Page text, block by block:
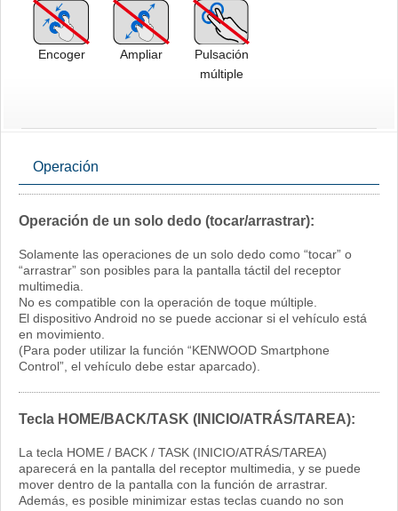
Encoger Ampliar
Pulsación
múltiple
Operación
Operación de un solo dedo (tocar/arrastrar):
Solamente las operaciones de un solo dedo como “tocar” o
“arrastrar” son posibles para la pantalla táctil del receptor
multimedia.
No es compatible con la operación de toque múltiple.
El dispositivo Android no se puede accionar si el vehículo está
en movimiento.
(Para poder utilizar la función “KENWOOD Smartphone
Control”, el vehículo debe estar aparcado).
Tecla HOME/BACK/TASK (INICIO/ATRÁS/TAREA):
La tecla HOME / BACK / TASK (INICIO/ATRÁS/TAREA)
aparecerá en la pantalla del receptor multimedia, y se puede
mover dentro de la pantalla con la función de arrastrar.
Además, es posible minimizar estas teclas cuando no son